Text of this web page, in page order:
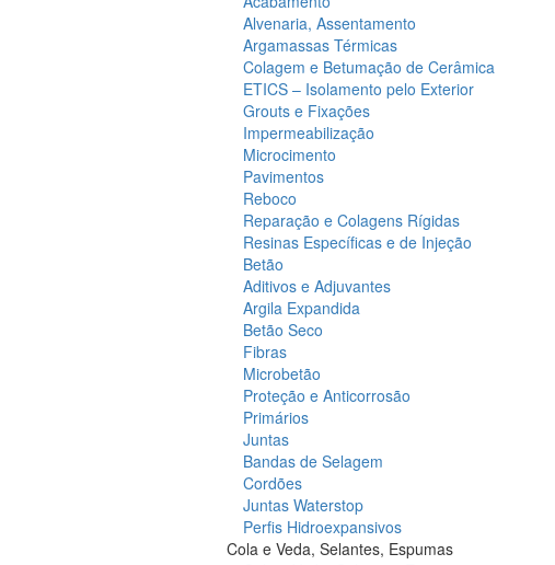
Alvenaria, Assentamento
Argamassas Térmicas
Colagem e Betumação de Cerâmica
ETICS – Isolamento pelo Exterior
Grouts e Fixações
Impermeabilização
Microcimento
Pavimentos
Reboco
Reparação e Colagens Rígidas
Resinas Específicas e de Injeção
Betão
Aditivos e Adjuvantes
Argila Expandida
Betão Seco
Fibras
Microbetão
Proteção e Anticorrosão
Primários
Juntas
Bandas de Selagem
Cordões
Juntas Waterstop
Perfis Hidroexpansivos
Cola e Veda, Selantes, Espumas